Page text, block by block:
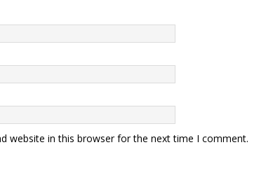
website in this browser for the next time I comment.